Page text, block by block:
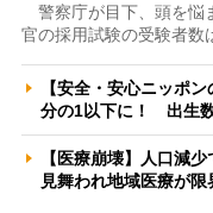
警察庁が目下、頭を悩
官の採用試験の受験者数
【安全・安心ニッポ
分の1以下に！ 出生
【医療崩壊】人口減
見舞われ地域医療が